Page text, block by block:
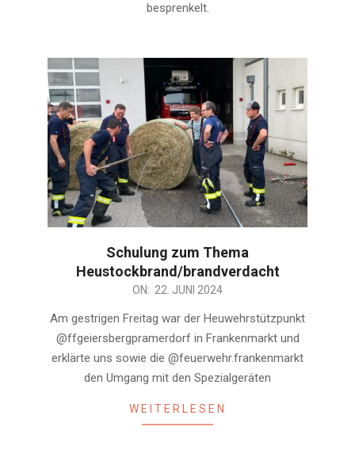
besprenkelt.
Schulung zum Thema
Heustockbrand/brandverdacht
ON: 22. JUNI 2024
Am gestrigen Freitag war der Heuwehrstützpunkt
@ffgeiersbergpramerdorf in Frankenmarkt und
erklärte uns sowie die @feuerwehr.frankenmarkt
den Umgang mit den Spezialgeräten
WEITERLESEN